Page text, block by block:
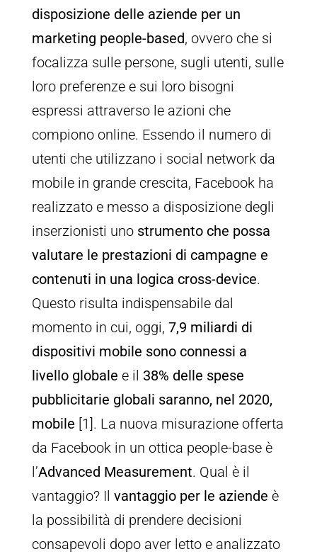
disposizione delle aziende per un
marketing people-based, ovvero che si
focalizza sulle persone, sugli utenti, sulle
loro preferenze e sui loro bisogni
espressi attraverso le azioni che
compiono online. Essendo il numero di
utenti che utilizzano i social network da
mobile in grande crescita, Facebook ha
realizzato e messo a disposizione degli
inserzionisti uno strumento che possa
valutare le prestazioni di campagne e
contenuti in una logica cross-device.
Questo risulta indispensabile dal
momento in cui, oggi, 7,9 miliardi di
dispositivi mobile sono connessi a
livello globale e il 38% delle spese
pubblicitarie globali saranno, nel 2020,
mobile [1]. La nuova misurazione offerta
da Facebook in un ottica people-base è
l’Advanced Measurement. Qual è il
vantaggio? Il vantaggio per le aziende è
la possibilità di prendere decisioni
consapevoli dopo aver letto e analizzato